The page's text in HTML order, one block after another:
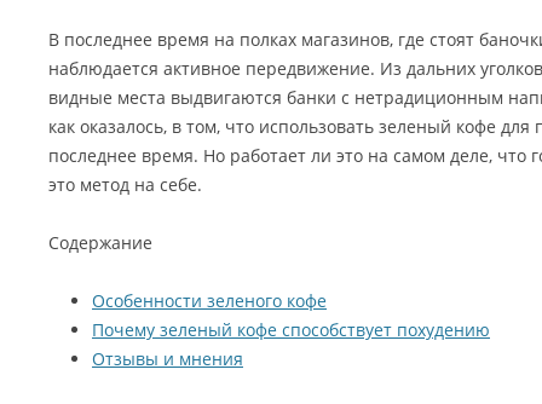
В последнее время на полках магазинов, где стоят
наблюдается активное передвижение. Из дальних
видные места выдвигаются банки с нетрадиционным
как оказалось, в том, что использовать зеленый кофе
последнее время. Но работает ли это на самом деле, что
это метод на себе.
Содержание
Особенности зеленого кофе
Почему зеленый кофе способствует похудению
Отзывы и мнения